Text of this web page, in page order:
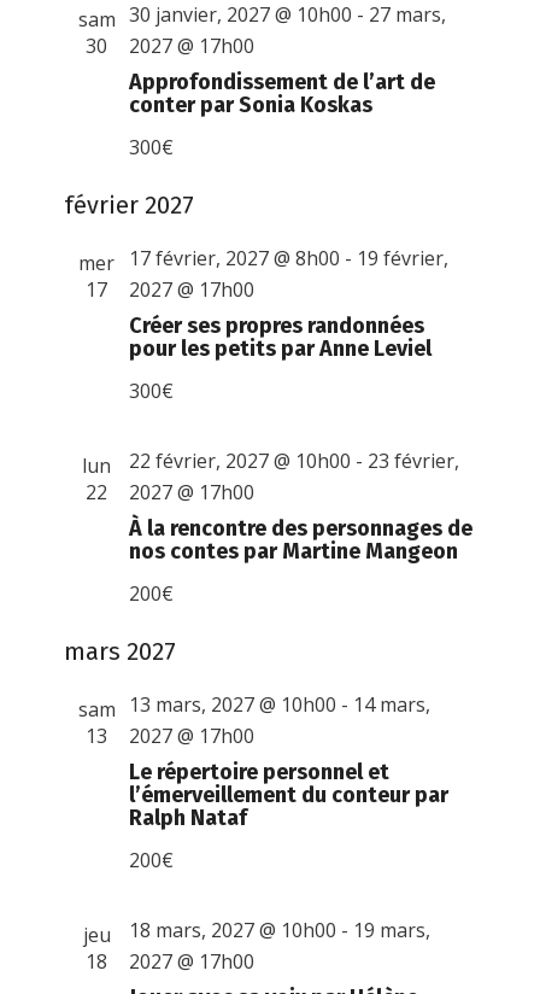
sam
30
Approfondissement de l’art de
conter par Sonia Koskas
30 janvier, 2027 @ 10h00 - 27 mars,
2027 @ 17h00
300€
février 2027
mer
17
Créer ses propres randonnées
pour les petits par Anne Leviel
17 février, 2027 @ 8h00 - 19 février,
2027 @ 17h00
300€
lun
22
À la rencontre des personnages de
nos contes par Martine Mangeon
22 février, 2027 @ 10h00 - 23 février,
2027 @ 17h00
200€
mars 2027
sam
13
Le répertoire personnel et
l’émerveillement du conteur par
Ralph Nataf
13 mars, 2027 @ 10h00 - 14 mars,
2027 @ 17h00
200€
jeu
18
18 mars, 2027 @ 10h00 - 19 mars,
2027 @ 17h00